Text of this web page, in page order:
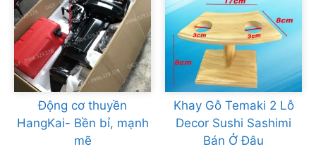
Động cơ thuyền
HangKai- Bền bỉ, mạnh
mẽ
Khay Gỗ Temaki 2 Lỗ
Decor Sushi Sashimi
Bán Ở Đâu